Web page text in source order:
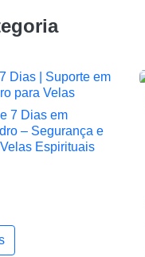
rápida
7 Dias em
– Segurança e
Espirituais